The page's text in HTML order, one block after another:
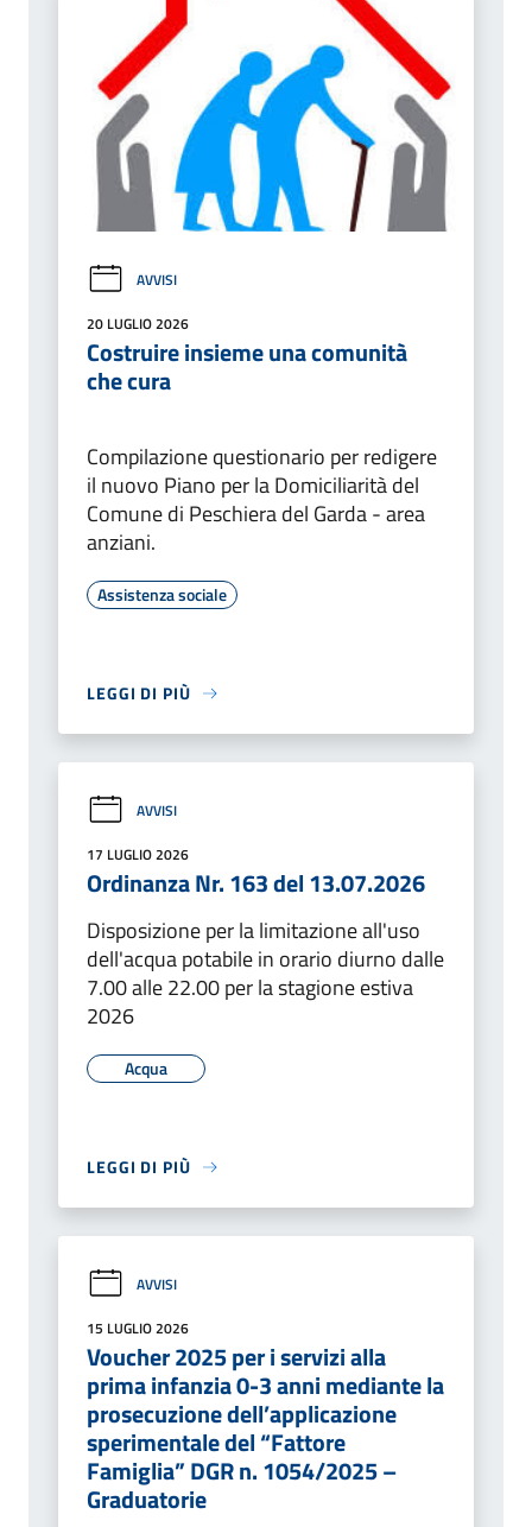
AVVISI
20 LUGLIO 2026
Costruire insieme una comunità
che cura
Compilazione questionario per redigere
il nuovo Piano per la Domiciliarità del
Comune di Peschiera del Garda - area
anziani.
Assistenza sociale
LEGGI DI PIÙ
AVVISI
17 LUGLIO 2026
Ordinanza Nr. 163 del 13.07.2026
Disposizione per la limitazione all'uso
dell'acqua potabile in orario diurno dalle
7.00 alle 22.00 per la stagione estiva
2026
Acqua
LEGGI DI PIÙ
AVVISI
15 LUGLIO 2026
Voucher 2025 per i servizi alla
prima infanzia 0-3 anni mediante la
prosecuzione dell’applicazione
sperimentale del “Fattore
Famiglia” DGR n. 1054/2025 –
Graduatorie